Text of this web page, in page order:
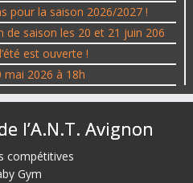
pour la saison 2026/2027 !
de saison les 20 et 21 juin 206
est ouverte !
mai 2026 à 18h
l’A.N.T. Avignon
compétitives
Gym